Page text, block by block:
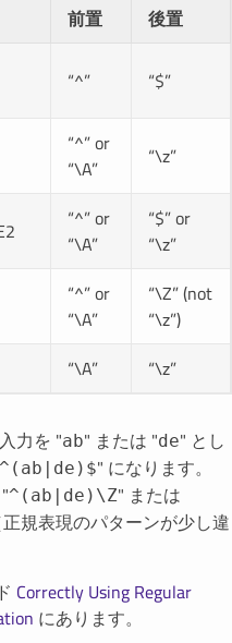
前置
後置
“^” “$”
“^” or
“\A”
“\z”
“^” or
“\A”
“$” or
“\z”
“^” or
“\A”
“\Z” (not
“\z”)
“\A” “\z”
力を "ab" または "de" とし
^(ab|de)$" になります。
^(ab|de)\Z" または
規表現のパターンが少し違
Correctly Using Regular
にあります。